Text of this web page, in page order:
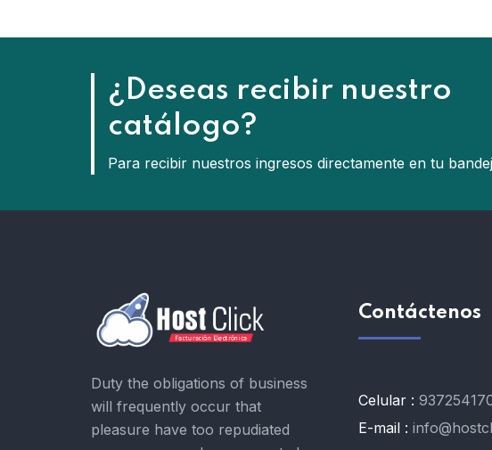
¿Deseas recibir nuestro
catálogo?
Para recibir nuestros ingresos directamente en tu
Duty the obligations of business
will frequently occur that
pleasure have too repudiated
Contáctenos
Celular :
E-mail :